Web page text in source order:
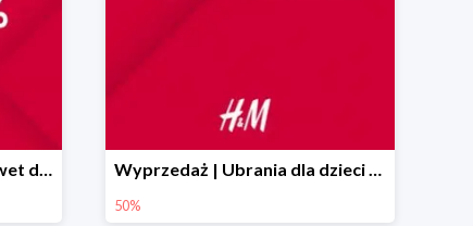
Sezonowe rabaty teraz nawet do 60% Wyprzedaż | Ubrania dla dzieci | H&M PL do -50%
50%